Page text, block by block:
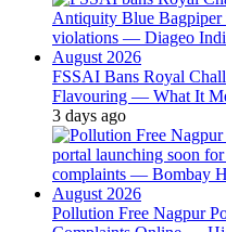
FSSAI Bans Royal
Flavouring — What It
3 days ago
Pollution Free Nagpur